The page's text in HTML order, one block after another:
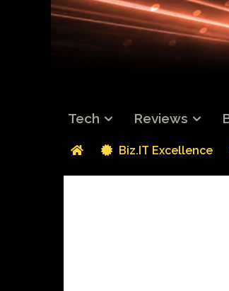
Tech Reviews
Biz.IT Excellence